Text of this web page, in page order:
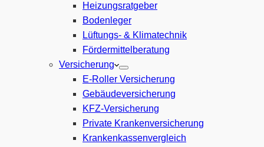
Heizungsratgeber
Bodenleger
Lüftungs- & Klimatechnik
Fördermittelberatung
Versicherung
E-Roller Versicherung
Gebäudeversicherung
KFZ-Versicherung
Private Krankenversicherung
Krankenkassenvergleich